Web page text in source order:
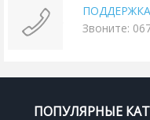
ПОДДЕРЖКА
Звоните:
ПОПУЛЯРНЫЕ